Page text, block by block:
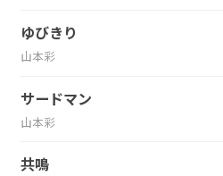
ゆびきり
山本彩
サードマン
山本彩
共鳴